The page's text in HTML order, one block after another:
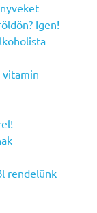
Igen!
vitamin
rendelünk